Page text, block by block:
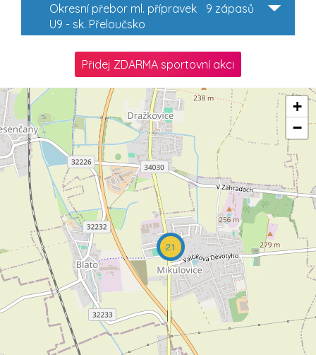
9 zápasů
Okresní přebor ml. přípravek
U9 - sk. Přeloučsko
Přidej ZDARMA sportovní akci
21
+
−